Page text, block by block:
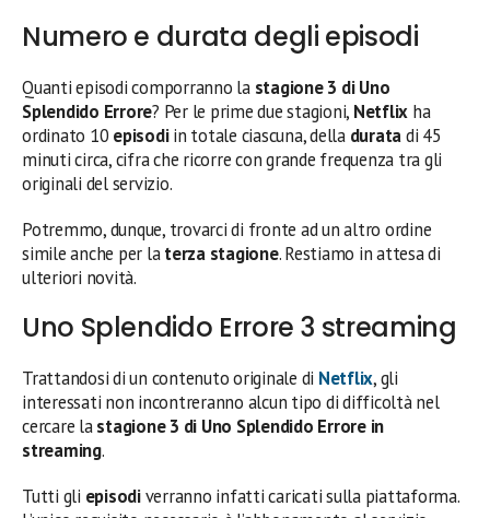
Numero e durata degli episodi
Quanti episodi comporranno la stagione 3 di Uno
Splendido Errore? Per le prime due stagioni, Netflix ha
ordinato 10 episodiin totale ciascuna, della duratadi 45
minuti circa, cifra che ricorre con grande frequenza tra gli
originali del servizio.
Potremmo, dunque, trovarci di fronte ad un altro ordine
simile anche per laterza stagione. Restiamo in attesa di
ulteriori novità.
Uno Splendido Errore 3 streaming
Trattandosi di un contenuto originale di Netflix, gli
interessati non incontreranno alcun tipo di difficoltà nel
cercare lastagione 3 di Uno Splendido Errore in
streaming.
Tutti gli episodiverranno infatti caricati sulla piattaforma.